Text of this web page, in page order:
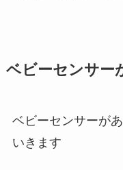
ベビーセンサー
ベビーセンサーが
いきます